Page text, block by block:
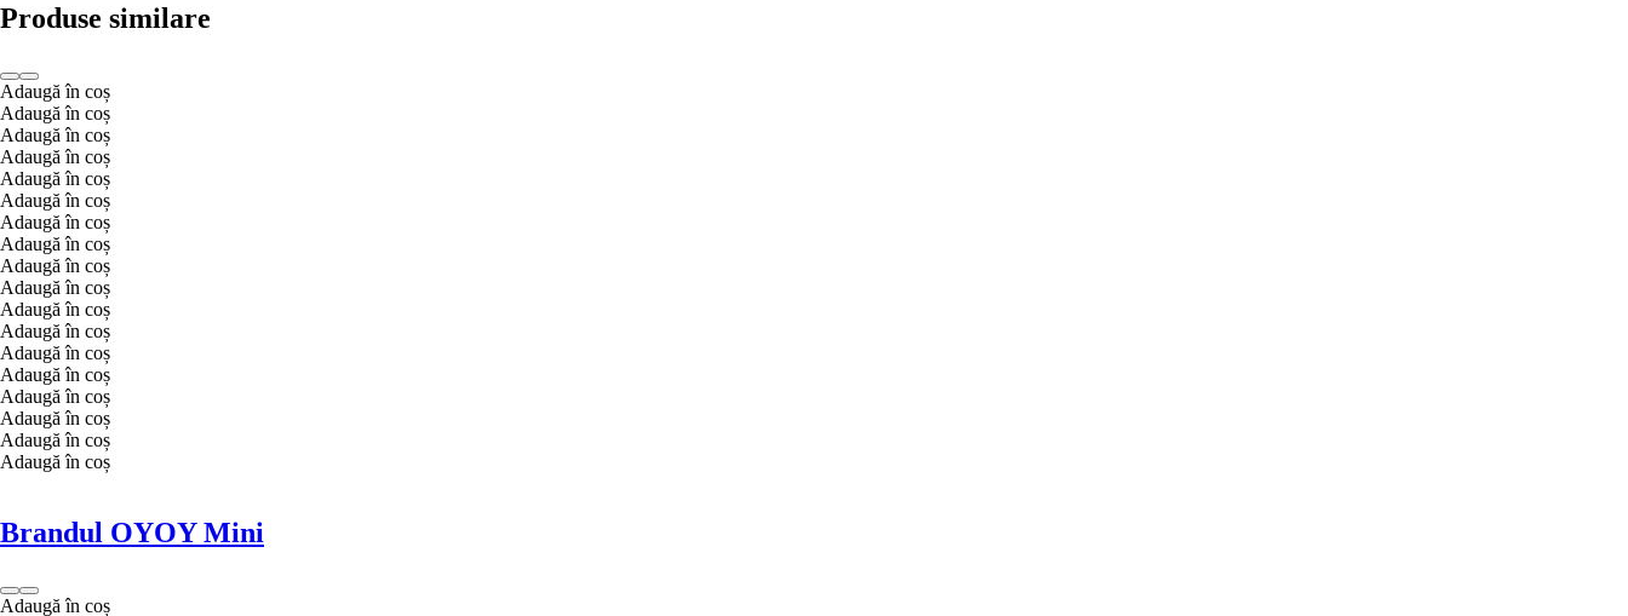
Produse similare
Adaugă în coș
Adaugă în coș
Adaugă în coș
Adaugă în coș
Adaugă în coș
Adaugă în coș
Adaugă în coș
Adaugă în coș
Adaugă în coș
Adaugă în coș
Adaugă în coș
Adaugă în coș
Adaugă în coș
Adaugă în coș
Adaugă în coș
Adaugă în coș
Adaugă în coș
Adaugă în coș
Brandul OYOY Mini
Adaugă în coș